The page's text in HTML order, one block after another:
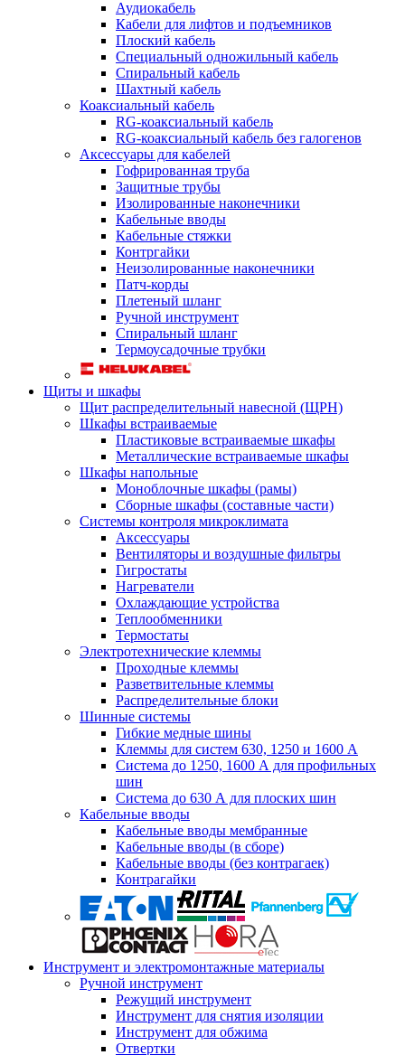
Аудиокабель
Кабели для лифтов и подъемников
Плоский кабель
Специальный одножильный кабель
Спиральный кабель
Шахтный кабель
Коаксиальный кабель
RG-коаксиальный кабель
RG-коаксиальный кабель без галогенов
Аксессуары для кабелей
Гофрированная труба
Защитные трубы
Изолированные наконечники
Кабельные вводы
Кабельные стяжки
Контргайки
Неизолированные наконечники
Патч-корды
Плетеный шланг
Ручной инструмент
Спиральный шланг
Термоусадочные трубки
Щиты и шкафы
Щит распределительный навесной (ЩРН)
Шкафы встраиваемые
Пластиковые встраиваемые шкафы
Металлические встраиваемые шкафы
Шкафы напольные
Моноблочные шкафы (рамы)
Сборные шкафы (составные части)
Системы контроля микроклимата
Аксессуары
Вентиляторы и воздушные фильтры
Гигростаты
Нагреватели
Охлаждающие устройства
Теплообменники
Термостаты
Электротехнические клеммы
Проходные клеммы
Разветвительные клеммы
Распределительные блоки
Шинные системы
Гибкие медные шины
Клеммы для систем 630, 1250 и 1600 А
Система до 1250, 1600 А для профильных
шин
Система до 630 А для плоских шин
Кабельные вводы
Кабельные вводы мембранные
Кабельные вводы (в сборе)
Кабельные вводы (без контрагаек)
Контрагайки
Инструмент и электромонтажные материалы
Ручной инструмент
Режущий инструмент
Инструмент для снятия изоляции
Инструмент для обжима
Отвертки